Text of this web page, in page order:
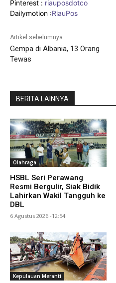
Pinterest : riauposdotco
Dailymotion :RiauPos
Artikel sebelumnya
Gempa di Albania, 13 Orang
Tewas
BERITA LAINNYA
Olahraga
HSBL Seri Perawang
Resmi Bergulir, Siak Bidik
Lahirkan Wakil Tangguh ke
DBL
6 Agustus 2026 -12:54
Kepulauan Meranti